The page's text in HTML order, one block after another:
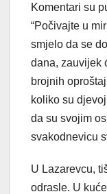
Komentari su
“Počivajte u
smjelo da se
dana, zauvijek
brojnih
koliko su
da su svojim
svakodnevicu
U Lazarevcu,
odrasle. U